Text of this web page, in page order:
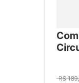
R$ 189,